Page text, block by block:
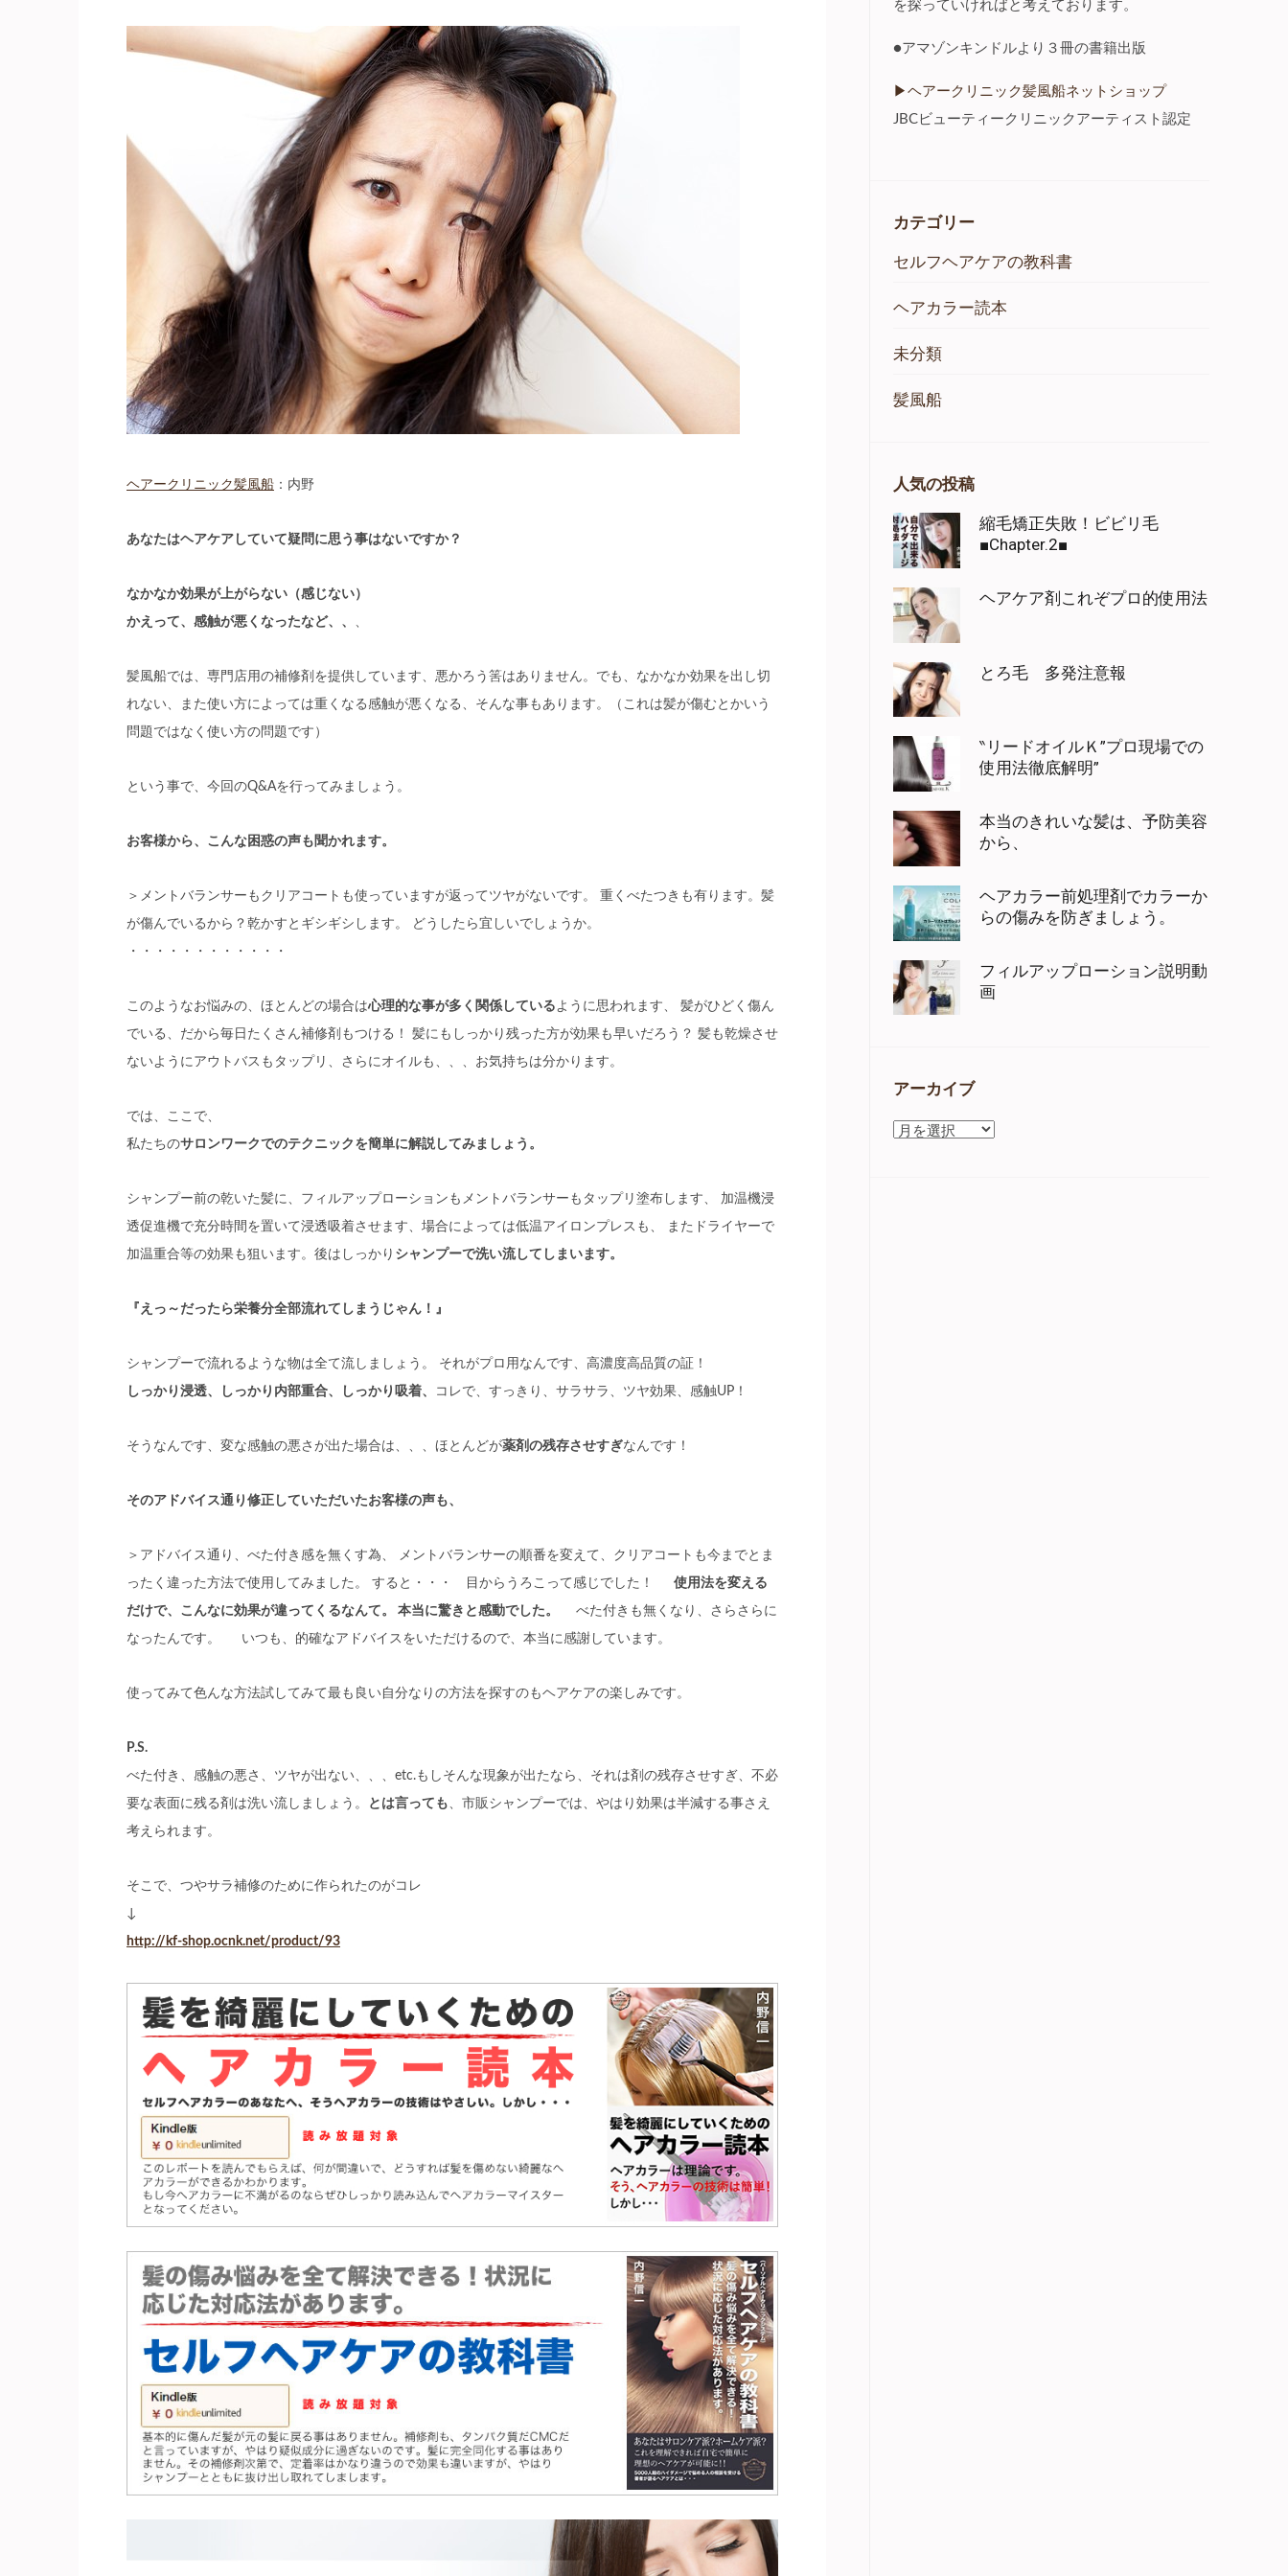
ヘアークリニック髪風船 ：内野
あなたはヘアケアしていて疑問に思う事はないですか？
なかなか効果が上がらない（感じない）
かえって、感触が悪くなったなど、、
髪風船では、専門店用の補修剤を提供しています、悪かろう筈はありません。でも、なかなか効果を出し切
れない、また使い方によっては重くなる感触が悪くなる、そんな事もあります。（これは髪が傷むとかいう
問題ではなく使い方の問題です）
という事で、今回のQ&Aを行ってみましょう。
お客様から、こんな困惑の声も聞かれます。
＞メントバランサーもクリアコートも使っていますが返ってツヤがないです。 重くべたつきも有ります。髪
が傷んでいるから？乾かすとギシギシします。 どうしたら宜しいでしょうか。
・・・・・・・・・・・・
このようなお悩みの、ほとんどの場合は心理的な事が多く関係している ように思われます、 髪がひどく傷ん
でいる、だから毎日たくさん補修剤もつける！ 髪にもしっかり残った方が効果も早いだろう？ 髪も乾燥させ
ないようにアウトバスもタップリ、さらにオイルも、、、お気持ちは分かります。
では、ここで、
私たちのサロンワークでのテクニックを簡単に解説してみましょう。
シャンプー前の乾いた髪に、フィルアップローションもメントバランサーもタップリ塗布します、 加温機浸
透促進機で充分時間を置いて浸透吸着させます、場合によっては低温アイロンプレスも、 またドライヤーで
加温重合等の効果も狙います。後はしっかり シャンプーで洗い流してしまいます。
『えっ～だったら栄養分全部流れてしまうじゃん！』
シャンプーで流れるような物は全て流しましょう。 それがプロ用なんです、高濃度高品質の証！
しっかり浸透、しっかり内部重合、しっかり吸着、 コレで、すっきり、サラサラ、ツヤ効果、感触UP！
そうなんです、変な感触の悪さが出た場合は、、、ほとんどが薬剤の残存させすぎなんです！
そのアドバイス通り修正していただいたお客様の声も、
＞アドバイス通り、べた付き感を無くす為、 メントバランサーの順番を変えて、クリアコートも今までとま
ったく違った方法で使用してみました。 すると・・・ 目からうろこって感じでした！ 使用法を変える
だけで、こんなに効果が違ってくるなんて。 本当に驚きと感動でした。 べた付きも無くなり、さらさらに
なったんです。 いつも、的確なアドバイスをいただけるので、本当に感謝しています。
使ってみて色んな方法試してみて最も良い自分なりの方法を探すのもヘアケアの楽しみです。
P.S.
べた付き、感触の悪さ、ツヤが出ない、、、etc.もしそんな現象が出たなら、それは剤の残存させすぎ、不必
要な表面に残る剤は洗い流しましょう。 とは言っても 、市販シャンプーでは、やはり効果は半減する事さえ
考えられます。
そこで、つやサラ補修のために作られたのがコレ
↓
http://kf-shop.ocnk.net/product/93
を探っていければと考えております。
●アマゾンキンドルより３冊の書籍出版
▶︎ヘアークリニック髪風船ネットショップ
JBCビューティークリニックアーティスト認定
カテゴリー
セルフヘアケアの教科書
ヘアカラー読本
未分類
髪風船
人気の投稿
縮毛矯正失敗！ビビリ毛
■Chapter.2■
ヘアケア剤これぞプロ的使用法
とろ毛 多発注意報
‶リードオイルＫ”プロ現場での
使用法徹底解明”
本当のきれいな髪は、予防美容
から、
ヘアカラー前処理剤でカラーか
らの傷みを防ぎましょう。
フィルアップローション説明動
画
アーカイブ
ア